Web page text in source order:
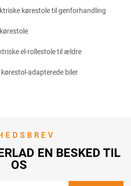
kørestole til genforhandling
el-rollestole til ældre
adapterede biler
EN BESKED TIL
OS